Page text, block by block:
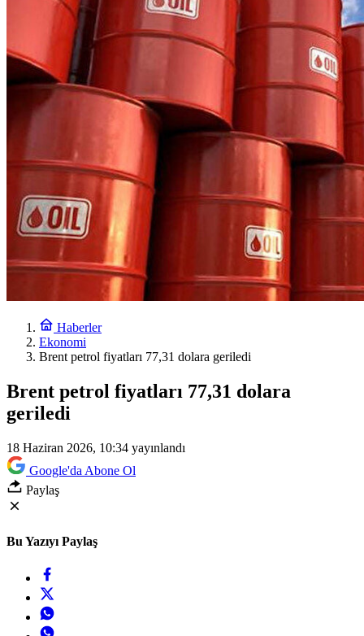
Haberler
Ekonomi
Brent petrol fiyatları 77,31 dolara geriledi
Brent petrol fiyatları 77,31 dolara
geriledi
18 Haziran 2026, 10:34 yayınlandı
Google'da Abone Ol
Paylaş
Bu Yazıyı Paylaş